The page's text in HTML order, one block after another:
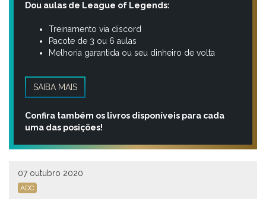
Dou aulas de League of Legends:
Treinamento via discord
Pacote de 3 ou 6 aulas
Melhoria garantida ou seu dinheiro de volta
SAIBA MAIS
Confira também os livros disponíveis para cada
uma das posições!
07 outubro 2020
ADC